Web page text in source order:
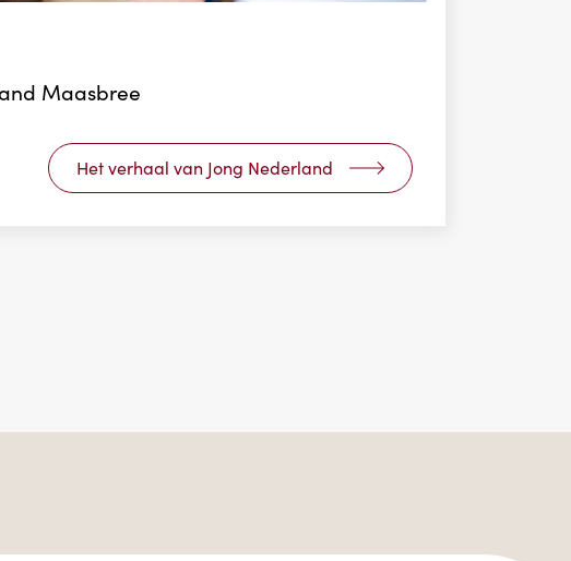
Maasbree
Het verhaal van Jong Nederland